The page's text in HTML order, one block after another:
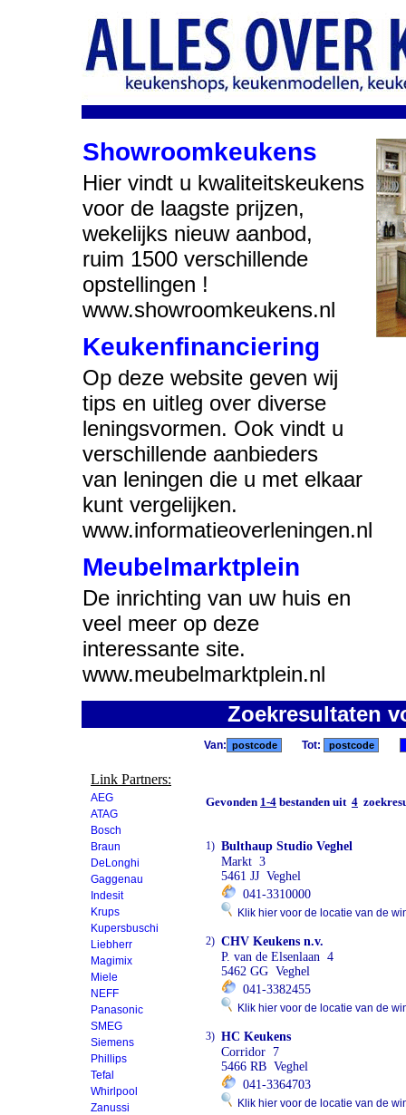
Showroomkeukens
Hier vindt u kwaliteitskeukens
voor de laagste prijzen,
wekelijks nieuw aanbod,
ruim 1500 verschillende
opstellingen !
www.showroomkeukens.nl
Keukenfinanciering
Op deze website geven wij
tips en uitleg over diverse
leningsvormen. Ook vindt u
verschillende aanbieders
van leningen die u met elkaar
kunt vergelijken.
www.informatieoverleningen.nl
Meubelmarktplein
De inrichting van uw huis en
veel meer op deze
interessante site.
www.meubelmarktplein.nl
Zoekresultaten
Link Partners:
AEG
ATAG
Bosch
Braun
DeLonghi
Gaggenau
Indesit
Krups
Kupersbuschi
Liebherr
Magimix
Miele
NEFF
Panasonic
SMEG
Siemens
Phillips
Tefal
Whirlpool
Zanussi
Van: Tot:
Gevonden 1-4 bestanden uit 4
1) Bulthaup Studio Veghel
Markt 3
5461 JJ Veghel
041-3310000
Klik hier voor de locatie van de
2) CHV Keukens n.v.
P. van de Elsenlaan 4
5462 GG Veghel
041-3382455
Klik hier voor de locatie van de
3) HC Keukens
Corridor 7
5466 RB Veghel
041-3364703
Klik hier voor de locatie van de